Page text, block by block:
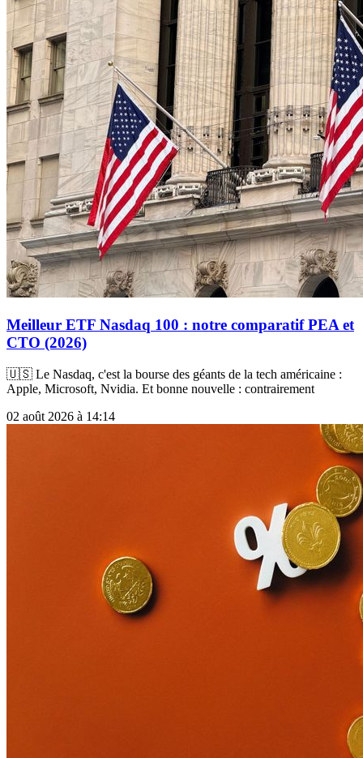
Meilleur ETF Nasdaq 100 : notre comparatif PEA et
CTO (2026)
🇺🇸 Le Nasdaq, c'est la bourse des géants de la tech américaine :
Apple, Microsoft, Nvidia. Et bonne nouvelle : contrairement
02 août 2026 à 14:14